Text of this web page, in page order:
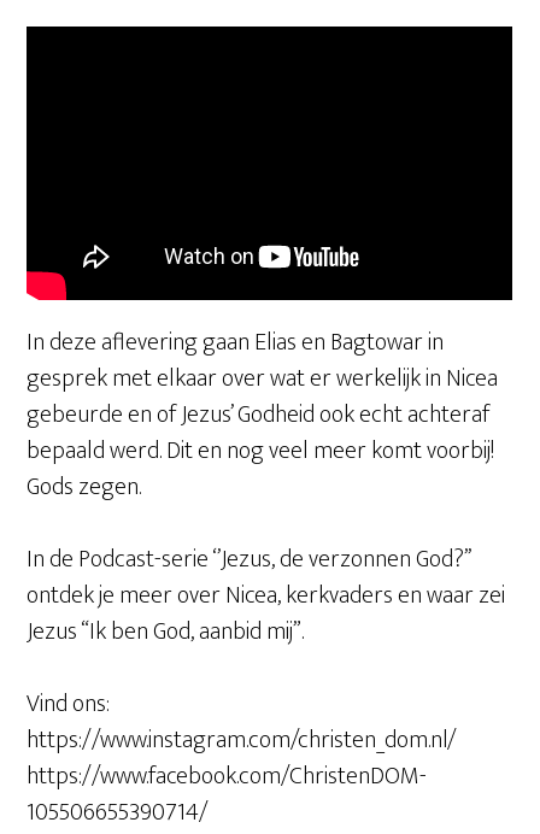
In deze aflevering gaan Elias en Bagtowar in
gesprek met elkaar over wat er werkelijk in Nicea
gebeurde en of Jezus’ Godheid ook echt achteraf
bepaald werd. Dit en nog veel meer komt voorbij!
Gods zegen.
In de Podcast-serie ‘’Jezus, de verzonnen God?’’
ontdek je meer over Nicea, kerkvaders en waar zei
Jezus “Ik ben God, aanbid mij”.
Vind ons:
https://www.instagram.com/christen_dom.nl/
https://www.facebook.com/ChristenDOM-
105506655390714/